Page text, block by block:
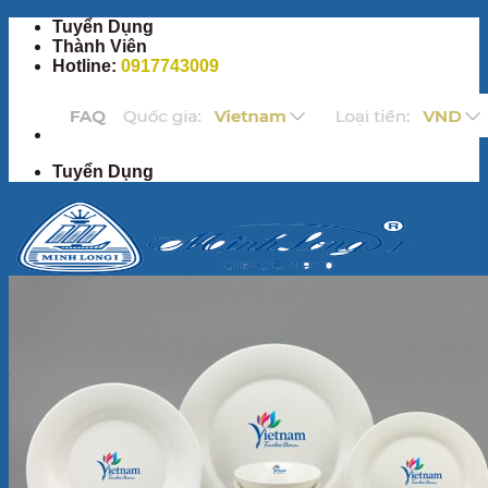
qua
Tuyển Dụng
Thành Viên
Hotline: 0917743009
Tuyển Dụng
Trang Chủ
Sản Phẩm
Bộ ấm chén
Bộ đồ ăn